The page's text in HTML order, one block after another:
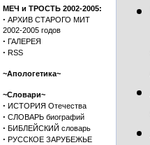
МЕЧ и ТРОСТЬ 2002-2005:
· АРХИВ СТАРОГО МИТ
2002-2005 годов
· ГАЛЕРЕЯ
· RSS
~Апологетика~
~Словари~
· ИСТОРИЯ Отечества
· СЛОВАРЬ биографий
· БИБЛЕЙСКИЙ словарь
· РУССКОЕ ЗАРУБЕЖЬЕ